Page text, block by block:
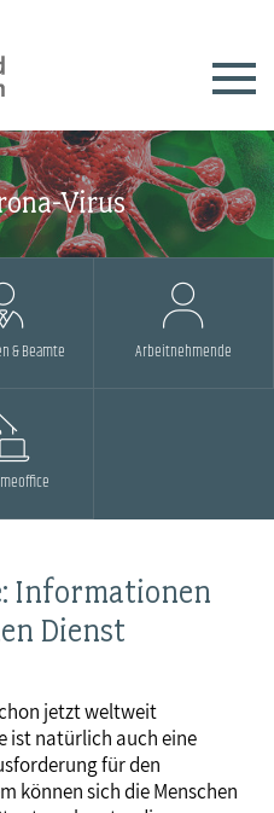
Virus
& Beamte Arbeitnehmende
Informationen
Dienst
jetzt weltweit
ist natürlich auch eine
für den
können sich die Menschen